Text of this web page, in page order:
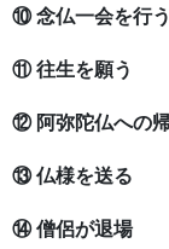
⑩ 念仏一会を行う
⑪ 往生を願う
⑫ 阿弥陀仏への
⑬ 仏様を送る
⑭ 僧侶が退場